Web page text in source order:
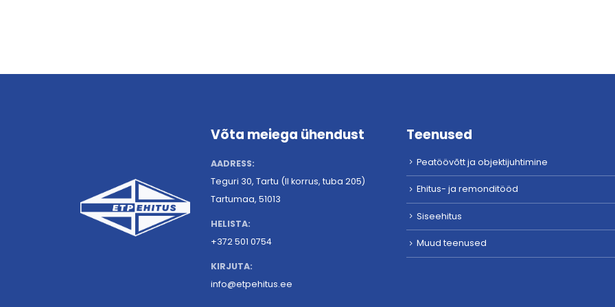
Võta meiega ühendust
AADRESS:
Teguri 30, Tartu (II korrus, tuba 205)
Tartumaa, 51013
HELISTA:
+372 501 0754
KIRJUTA:
info@etpehitus.ee
Teenused
Peatöövõtt ja objektijuhtimine
Ehitus- ja remonditööd
Siseehitus
Muud teenused